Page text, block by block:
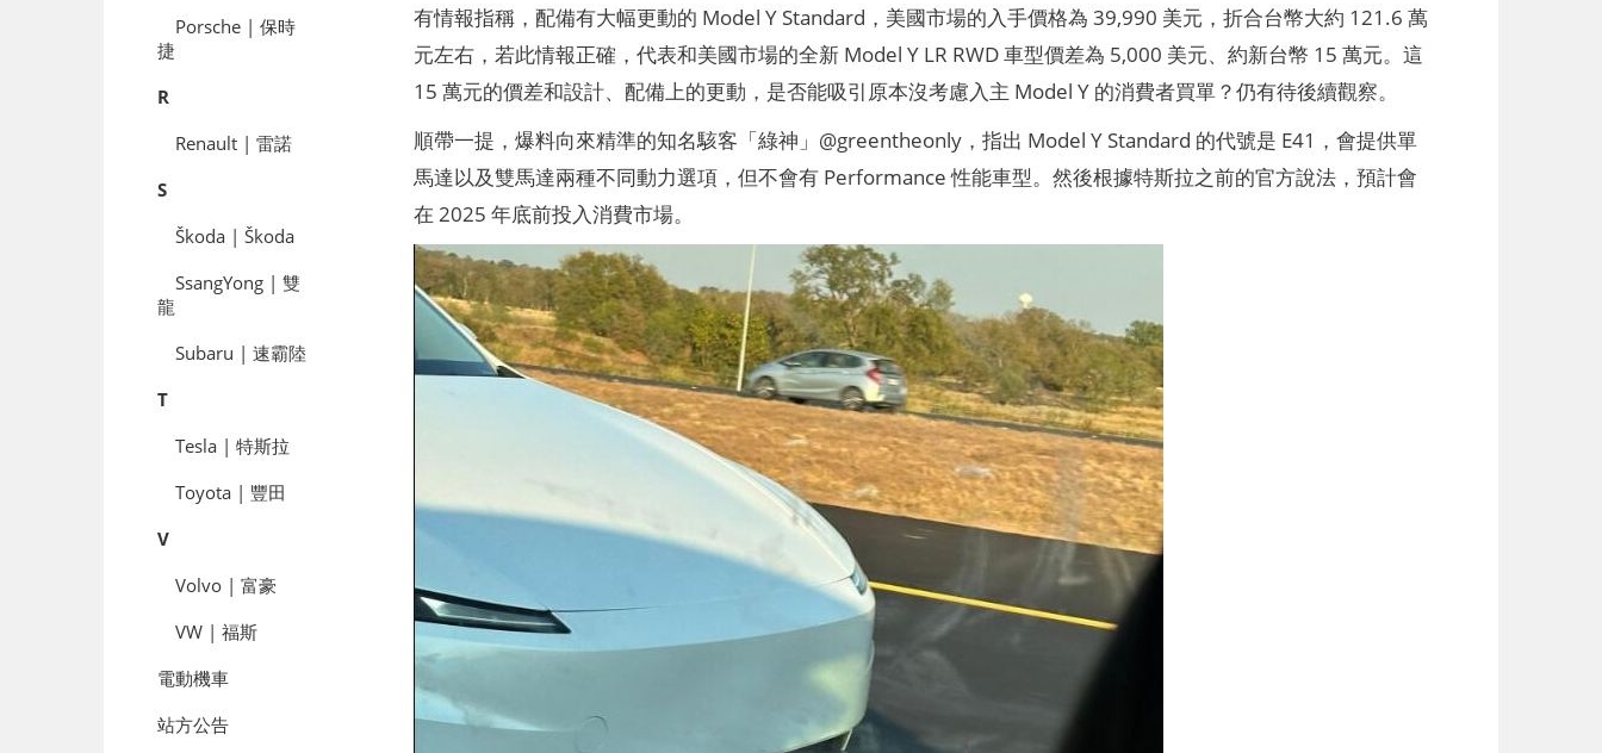
Porsche | 保時
捷
R
Renault | 雷諾
S
Škoda | Škoda
SsangYong | 雙
龍
Subaru | 速霸陸
T
Tesla | 特斯拉
Toyota | 豐田
V
Volvo | 富豪
VW | 福斯
電動機車
站方公告
有情報指稱，配備有大幅更動的 Model Y Standard，美國市場的入手價格為 39,990 美元，折合台幣大約 121.6 萬
元左右，若此情報正確，代表和美國市場的全新 Model Y LR RWD 車型價差為 5,000 美元、約新台幣 15 萬元。這
15 萬元的價差和設計、配備上的更動，是否能吸引原本沒考慮入主 Model Y 的消費者買單？仍有待後續觀察。
順帶一提，爆料向來精準的知名駭客「綠神」@greentheonly，指出 Model Y Standard 的代號是 E41，會提供單
馬達以及雙馬達兩種不同動力選項，但不會有 Performance 性能車型。然後根據特斯拉之前的官方說法，預計會
在 2025 年底前投入消費市場。